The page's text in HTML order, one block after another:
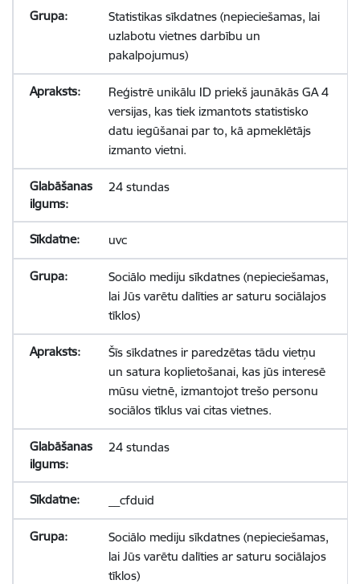
Statistikas sīkdatnes (nepieciešamas, lai
uzlabotu vietnes darbību un
pakalpojumus)
Reģistrē unikālu ID priekš jaunākās GA 4
versijas, kas tiek izmantots statistisko
datu iegūšanai par to, kā apmeklētājs
izmanto vietni.
24 stundas
uvc
Sociālo mediju sīkdatnes (nepieciešamas,
lai Jūs varētu dalīties ar saturu sociālajos
tīklos)
Šīs sīkdatnes ir paredzētas tādu vietņu
un satura koplietošanai, kas jūs interesē
mūsu vietnē, izmantojot trešo personu
sociālos tīklus vai citas vietnes.
24 stundas
__cfduid
Sociālo mediju sīkdatnes (nepieciešamas,
lai Jūs varētu dalīties ar saturu sociālajos
tīklos)